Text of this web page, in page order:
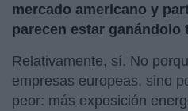
mercado americano y
parecen estar ganándolo
Relativamente, sí. No
empresas europeas, sino
peor: más exposición